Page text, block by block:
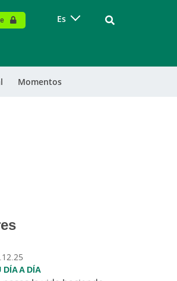
Es Vinculo -
Momentos
DÍA A DÍA